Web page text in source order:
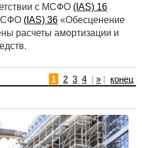
с МСФО (IAS) 16
(IAS) 36 «Обесценение
расчеты амортизации и
1 2 3 4 | » | конец